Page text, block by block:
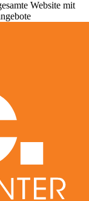
Website mit